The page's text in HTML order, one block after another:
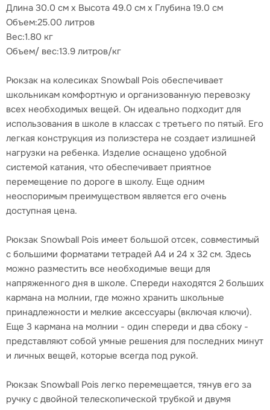
Длина 30.0 см x Высота 49.0 см x Глубина 19.0 см
Объем:25.00 литров
Вес:1.80 кг
Объем/ вес:13.9 литров/кг
Рюкзак на колесиках Snowball Pois обеспечивает
школьникам комфортную и организованную перевозку
всех необходимых вещей. Он идеально подходит для
использования в школе в классах с третьего по пятый. Его
легкая конструкция из полиэстера не создает излишней
нагрузки на ребенка. Изделие оснащено удобной
системой катания, что обеспечивает приятное
перемещение по дороге в школу. Еще одним
неоспоримым преимуществом является его очень
доступная цена.
Рюкзак Snowball Pois имеет большой отсек, совместимый
с большими форматами тетрадей А4 и 24 x 32 см. Здесь
можно разместить все необходимые вещи для
напряженного дня в школе. Спереди находятся 2 больших
кармана на молнии, где можно хранить школьные
принадлежности и мелкие аксессуары (включая ключи).
Еще 3 кармана на молнии - один спереди и два сбоку -
представляют собой умные решения для последних минут
и личных вещей, которые всегда под рукой.
Рюкзак Snowball Pois легко перемещается, тянув его за
ручку с двойной телескопической трубкой и двумя